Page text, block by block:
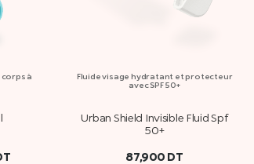
à
Fluide visage hydratant et protecteur
avec SPF 50+
Urban Shield Invisible Fluid Spf
50+
87,900 DT